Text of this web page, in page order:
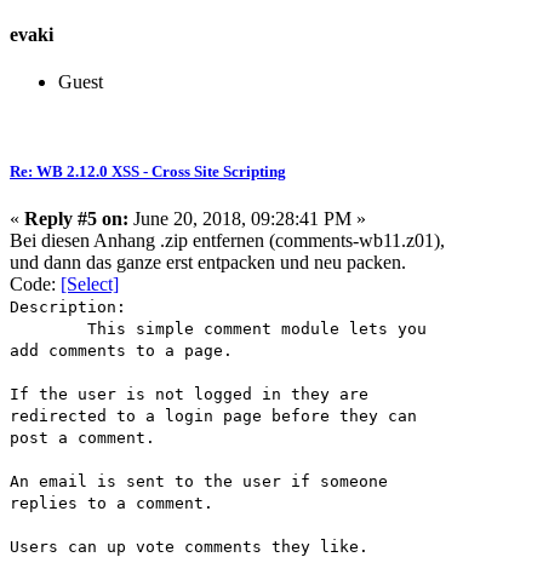
evaki
Guest
Re: WB 2.12.0 XSS - Cross Site Scripting
« Reply #5 on: June 20, 2018, 09:28:41 PM »
Bei diesen Anhang .zip entfernen (comments-wb11.z01),
und dann das ganze erst entpacken und neu packen.
Code: [Select]
Description:
This simple comment module lets you
add comments to a page.
If the user is not logged in they are
redirected to a login page before they can
post a comment.
An email is sent to the user if someone
replies to a comment.
Users can up vote comments they like.